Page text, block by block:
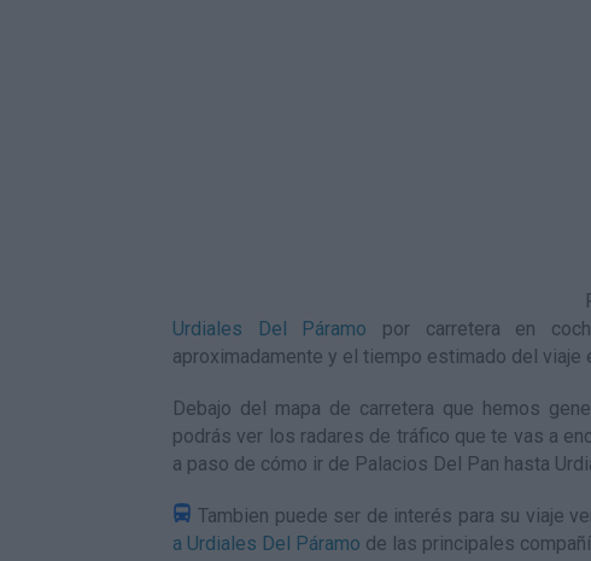
Urdiales Del Páramo por carretera en
aproximadamente y el tiempo estimado del
Debajo del mapa de carretera que hemos
podrás ver los radares de tráfico que te vas a
a paso de cómo ir de Palacios Del Pan hasta
Tambien puede ser de interés para su viaje
a Urdiales Del Páramo de las principales